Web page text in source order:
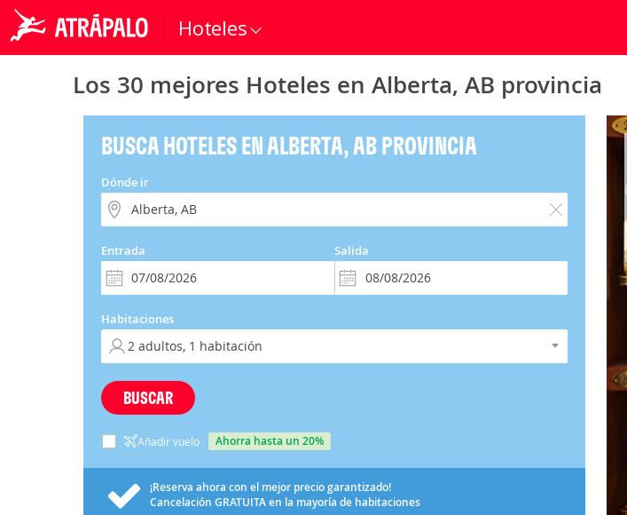
Hoteles
Los 30 mejores Hoteles en Alberta, AB provincia
BUSCA HOTELES EN ALBERTA, AB PROVINCIA
Dónde ir
Entrada Salida
Habitaciones
BUSCAR
Añadir vuelo ahorra hasta un 20%
¡Reserva ahora con el mejor precio garantizado!
Cancelación GRATUITAen la mayoría de habitaciones